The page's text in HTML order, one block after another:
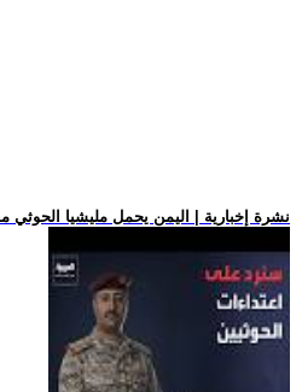
.. نشرة إخبارية | اليمن يحمل مليشيا الحوثي